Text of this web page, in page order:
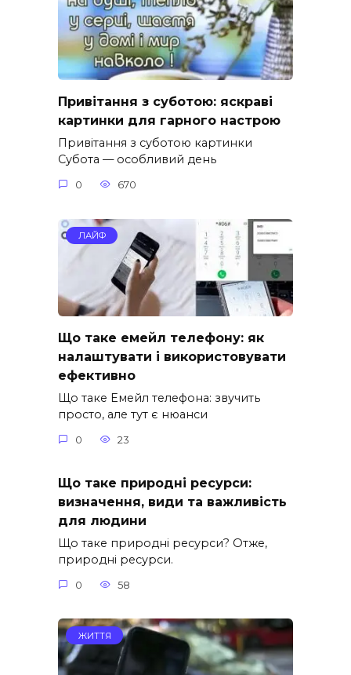
Привітання з суботою: яскраві
картинки для гарного настрою
Привітання з суботою картинки
Субота — особливий день
0 670
ЛАЙФ
Що таке емейл телефону: як
налаштувати і використовувати
ефективно
Що таке Емейл телефона: звучить
просто, але тут є нюанси
0 23
Що таке природні ресурси:
визначення, види та важливість
для людини
Що таке природні ресурси? Отже,
природні ресурси.
0 58
ЖИТТЯ